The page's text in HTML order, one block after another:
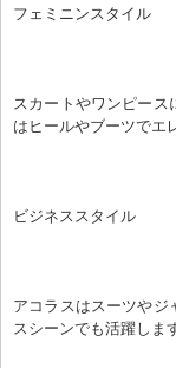
フェミニンスタイル
スカートやワンピー
はヒールやブーツでエ
ビジネススタイル
アコラスはスーツやジ
スシーンでも活躍しま